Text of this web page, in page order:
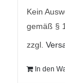
Kein
gemäß §
zzgl.
In den